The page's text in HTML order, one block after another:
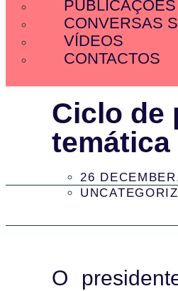
PUBLICAÇÕES
CONVERSAS
VÍDEOS
CONTACTOS
Ciclo de
temática
26
O